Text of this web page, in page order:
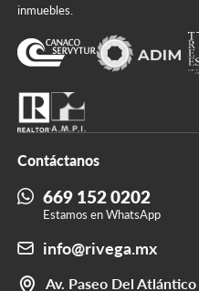
inmuebles.
Contáctanos
669 152 0202
Estamos en WhatsApp
info@rivega.mx
Av. Paseo Del Atlántico